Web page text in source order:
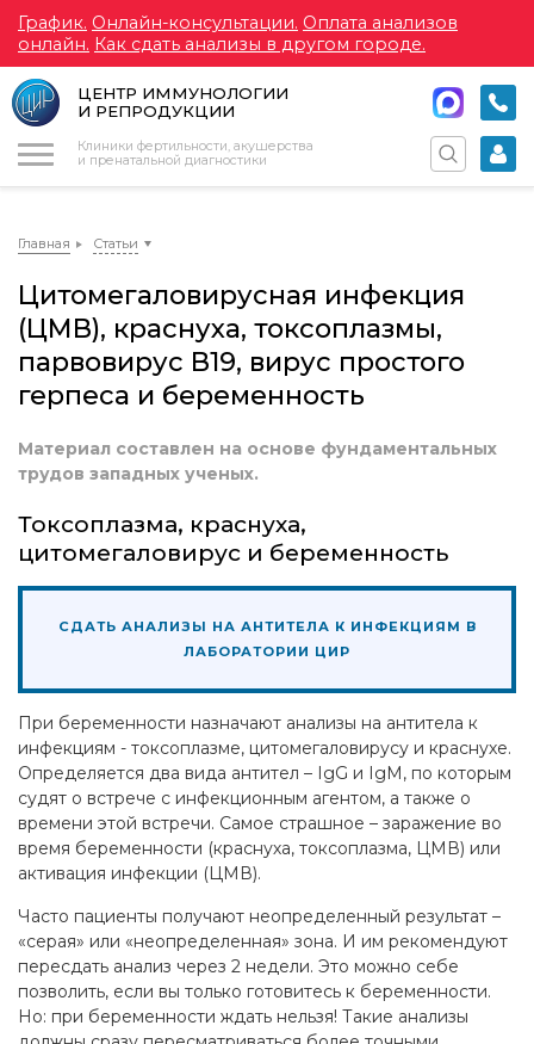
График. Онлайн-консультации. Оплата анализов
онлайн. Как сдать анализы в другом городе.
ЦЕНТР ИММУНОЛОГИИ
И РЕПРОДУКЦИИ
Клиники фертильности, акушерства
и пренатальной диагностики
Главная Статьи
Цитомегаловирусная инфекция
(ЦМВ), краснуха, токсоплазмы,
парвовирус В19, вирус простого
герпеса и беременность
Материал составлен на основе фундаментальных
трудов западных ученых.
Токсоплазма, краснуха,
цитомегаловирус и беременность
СДАТЬ АНАЛИЗЫ НА АНТИТЕЛА К ИНФЕКЦИЯМ В
ЛАБОРАТОРИИ ЦИР
При беременности назначают анализы на антитела к
инфекциям - токсоплазме, цитомегаловирусу и краснухе.
Определяется два вида антител – IgG и IgM, по которым
судят о встрече с инфекционным агентом, а также о
времени этой встречи. Самое страшное – заражение во
время беременности (краснуха, токсоплазма, ЦМВ) или
активация инфекции (ЦМВ).
Часто пациенты получают неопределенный результат –
«серая» или «неопределенная» зона. И им рекомендуют
пересдать анализ через 2 недели. Это можно себе
позволить, если вы только готовитесь к беременности.
Но: при беременности ждать нельзя! Такие анализы